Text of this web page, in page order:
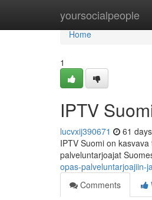
yoursocialpeople
Home
Home
1
IPTV
lucvxij390671 61
IPTV Suomi on
palveluntarjoajat
opas-palveluntarjoajiin-
Comments